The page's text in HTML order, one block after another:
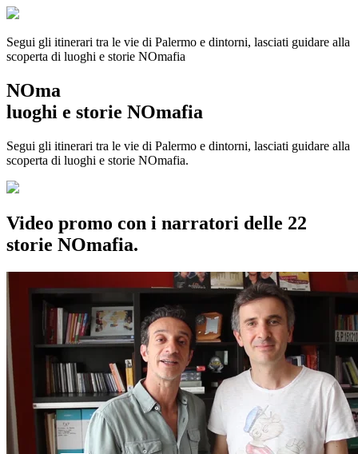
Segui gli itinerari tra le vie di Palermo e dintorni, lasciati guidare alla
scoperta di luoghi e storie NOmafia
NOma
luoghi e storie NOmafia
Segui gli itinerari tra le vie di Palermo e dintorni, lasciati guidare alla
scoperta di luoghi e storie NOmafia.
Video promo con i narratori delle 22
storie NOmafia.